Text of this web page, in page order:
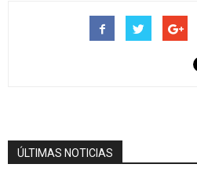
ÚLTIMAS NOTICIAS